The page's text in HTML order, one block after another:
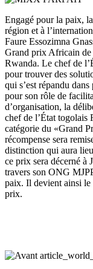
Engagé pour la paix,
région et à
Faure Essozimna
Grand prix Africain
Rwanda. Le chef de
pour trouver des
qui s’est répandu
pour son rôle de
d’organisation, la
chef de l’État togolais
catégorie du «Grand
récompense sera
distinction qui aura
ce prix sera décerné à
travers son ONG
paix. Il devient ainsi le
prix.